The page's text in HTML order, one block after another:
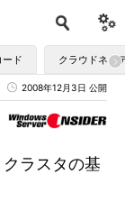
ード クラウドネイ
2008年12月3日 公開
ラスタの基